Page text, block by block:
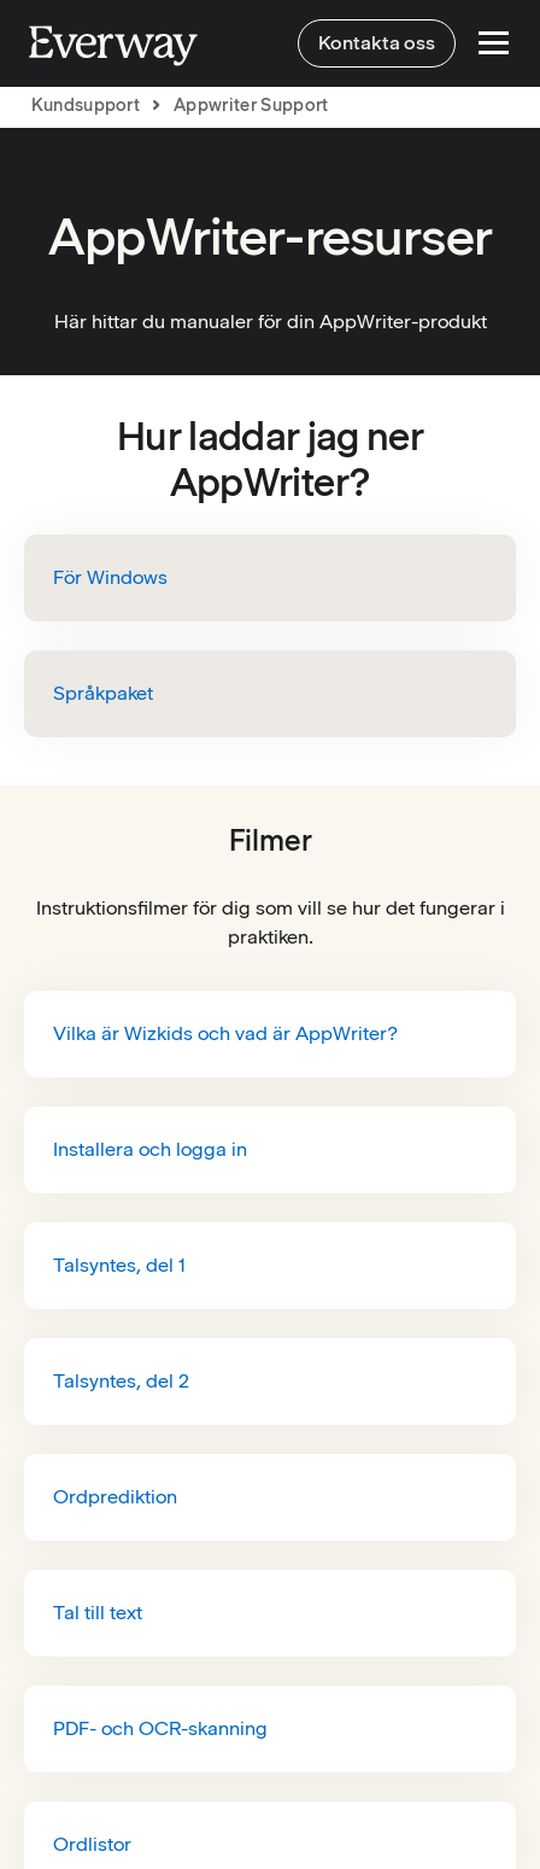
Kontakta oss
Kundsupport Appwriter Support
AppWriter-resurser
Här hittar du manualer för din AppWriter-produkt
Hur laddar jag ner
AppWriter?
För Windows
Språkpaket
Filmer
Instruktionsfilmer för dig som vill se hur det fungerar i
praktiken.
Vilka är Wizkids och vad är AppWriter?
Installera och logga in
Talsyntes, del 1
Talsyntes, del 2
Ordprediktion
Tal till text
PDF- och OCR-skanning
Ordlistor